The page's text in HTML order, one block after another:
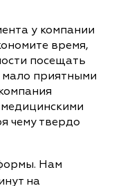
у компании
время,
посещать
приятными
чему твердо
Нам
на